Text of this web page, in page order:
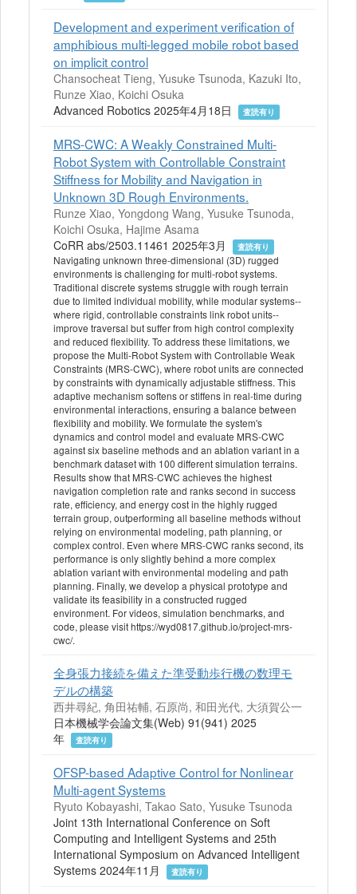
Development and experiment verification of
amphibious multi-legged mobile robot based
on implicit control
Chansocheat Tieng, Yusuke Tsunoda, Kazuki Ito,
Runze Xiao, Koichi Osuka
Advanced Robotics 2025年4月18日
査読有り
MRS-CWC: A Weakly Constrained Multi-
Robot System with Controllable Constraint
Stiffness for Mobility and Navigation in
Unknown 3D Rough Environments.
Runze Xiao, Yongdong Wang, Yusuke Tsunoda,
Koichi Osuka, Hajime Asama
CoRR abs/2503.11461 2025年3月
査読有り
Navigating unknown three-dimensional (3D) rugged
environments is challenging for multi-robot systems.
Traditional discrete systems struggle with rough terrain
due to limited individual mobility, while modular systems--
where rigid, controllable constraints link robot units--
improve traversal but suffer from high control complexity
and reduced flexibility. To address these limitations, we
propose the Multi-Robot System with Controllable Weak
Constraints (MRS-CWC), where robot units are connected
by constraints with dynamically adjustable stiffness. This
adaptive mechanism softens or stiffens in real-time during
environmental interactions, ensuring a balance between
flexibility and mobility. We formulate the system's
dynamics and control model and evaluate MRS-CWC
against six baseline methods and an ablation variant in a
benchmark dataset with 100 different simulation terrains.
Results show that MRS-CWC achieves the highest
navigation completion rate and ranks second in success
rate, efficiency, and energy cost in the highly rugged
terrain group, outperforming all baseline methods without
relying on environmental modeling, path planning, or
complex control. Even where MRS-CWC ranks second, its
performance is only slightly behind a more complex
ablation variant with environmental modeling and path
planning. Finally, we develop a physical prototype and
validate its feasibility in a constructed rugged
environment. For videos, simulation benchmarks, and
code, please visit https://wyd0817.github.io/project-mrs-
cwc/.
全身張力接続を備えた準受動歩行機の数理モ
デルの構築
西井尋紀, 角田祐輔, 石原尚, 和田光代, 大須賀公一
日本機械学会論文集(Web) 91(941) 2025
年
査読有り
OFSP-based Adaptive Control for Nonlinear
Multi-agent Systems
Ryuto Kobayashi, Takao Sato, Yusuke Tsunoda
Joint 13th International Conference on Soft
Computing and Intelligent Systems and 25th
International Symposium on Advanced Intelligent
Systems 2024年11月
査読有り